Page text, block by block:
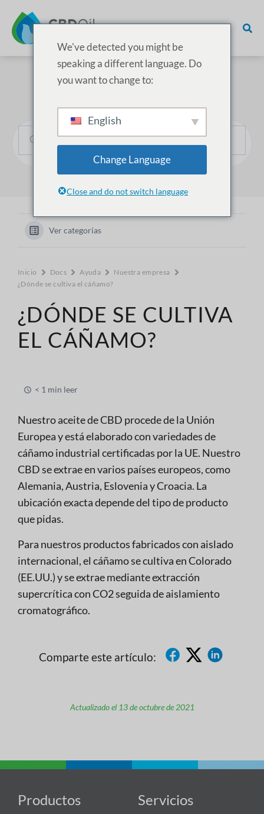
Ver categorías
Inicio Docs Ayuda
Nuestra empresa
¿Dónde se cultiva el cáñamo?
¿DÓNDE SE CULTIVA
EL CÁÑAMO?
< 1 min leer
Nuestro aceite de CBD procede de la Unión
Europea y está elaborado con variedades de
cáñamo industrial certificadas por la UE. Nuestro
CBD se extrae en varios países europeos, como
Alemania, Austria, Eslovenia y Croacia. La
ubicación exacta depende del tipo de producto
que pidas.
Para nuestros productos fabricados con aislado
internacional, el cáñamo se cultiva en Colorado
(EE.UU.) y se extrae mediante extracción
supercrítica con CO2 seguida de aislamiento
cromatográfico.
Comparte este artículo:
Actualizado el 13 de octubre de 2021
Productos Servicios
We've detected you might be
speaking a different language. Do
you want to change to:
English
Change Language
Close and do not switch language